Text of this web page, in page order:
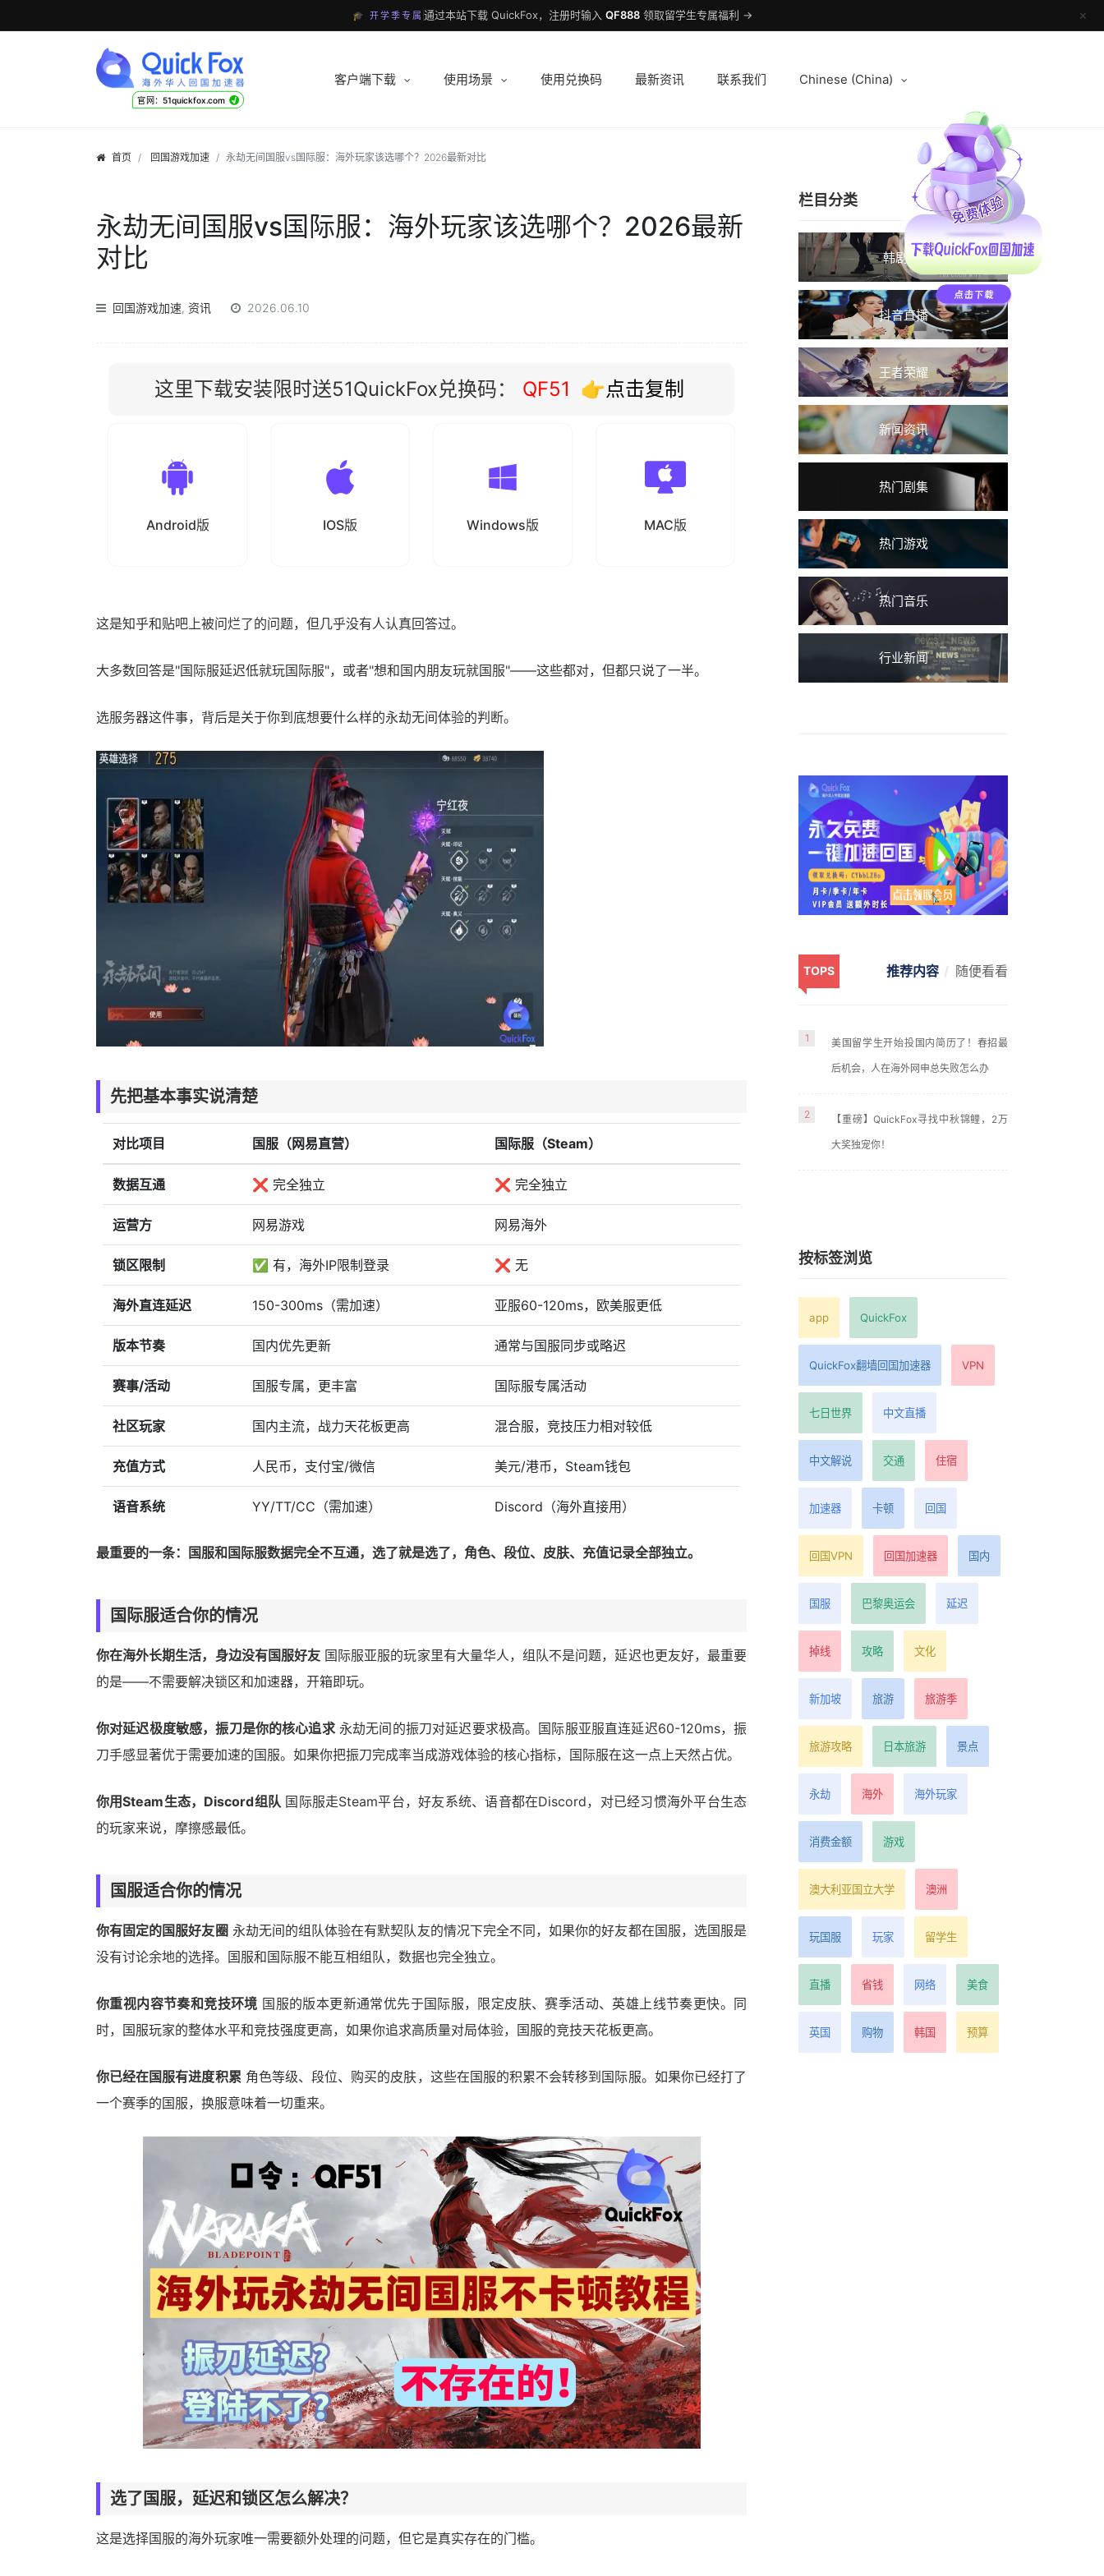
🎓 开学季专属 通过本站下载 QuickFox，注册时输入 QF888领取留学生专属福利 → ✕
官网：51quickfox.com √
客户端下载 使用场景 使用兑换码 最新资讯 联系我们 Chinese (China)
首页 回国游戏加速 永劫无间国服vs国际服：海外玩家该选哪个？2026最新对比
永劫无间国服vs国际服：海外玩家该选哪个？2026最新
对比
回国游戏加速, 资讯 2026.06.10
这里下载安装限时送51QuickFox兑换码： QF51 👉点击复制
Android版 IOS版 Windows版 MAC版
这是知乎和贴吧上被问烂了的问题，但几乎没有人认真回答过。
大多数回答是"国际服延迟低就玩国际服"，或者"想和国内朋友玩就国服"——这些都对，但都只说了一半。
选服务器这件事，背后是关于你到底想要什么样的永劫无间体验的判断。
先把基本事实说清楚
对比项目 国服（网易直营） 国际服（Steam）
数据互通 ❌ 完全独立 ❌ 完全独立
运营方 网易游戏 网易海外
锁区限制 ✅ 有，海外IP限制登录 ❌ 无
海外直连延迟 150-300ms（需加速） 亚服60-120ms，欧美服更低
版本节奏 国内优先更新 通常与国服同步或略迟
赛事/活动 国服专属，更丰富 国际服专属活动
社区玩家 国内主流，战力天花板更高 混合服，竞技压力相对较低
充值方式 人民币，支付宝/微信 美元/港币，Steam钱包
语音系统 YY/TT/CC（需加速） Discord（海外直接用）
最重要的一条：国服和国际服数据完全不互通，选了就是选了，角色、段位、皮肤、充值记录全部独立。
国际服适合你的情况
你在海外长期生活，身边没有国服好友 国际服亚服的玩家里有大量华人，组队不是问题，延迟也更友好，最重要
的是——不需要解决锁区和加速器，开箱即玩。
你对延迟极度敏感，振刀是你的核心追求永劫无间的振刀对延迟要求极高。国际服亚服直连延迟60-120ms，振
刀手感显著优于需要加速的国服。如果你把振刀完成率当成游戏体验的核心指标，国际服在这一点上天然占优。
你用Steam生态，Discord组队 国际服走Steam平台，好友系统、语音都在Discord，对已经习惯海外平台生态
的玩家来说，摩擦感最低。
国服适合你的情况
你有固定的国服好友圈 永劫无间的组队体验在有默契队友的情况下完全不同，如果你的好友都在国服，选国服是
没有讨论余地的选择。国服和国际服不能互相组队，数据也完全独立。
你重视内容节奏和竞技环境 国服的版本更新通常优先于国际服，限定皮肤、赛季活动、英雄上线节奏更快。同
时，国服玩家的整体水平和竞技强度更高，如果你追求高质量对局体验，国服的竞技天花板更高。
你已经在国服有进度积累 角色等级、段位、购买的皮肤，这些在国服的积累不会转移到国际服。如果你已经打了
一个赛季的国服，换服意味着一切重来。
选了国服，延迟和锁区怎么解决？
这是选择国服的海外玩家唯一需要额外处理的问题，但它是真实存在的门槛。
栏目分类
韩剧TV
抖音直播
王者荣耀
新闻资讯
热门剧集
热门游戏
热门音乐
行业新闻
TOPS 推荐内容 随便看看
1 美国留学生开始投国内简历了！春招最
后机会，人在海外网申总失败怎么办
2 【重磅】QuickFox寻找中秋锦鲤，2万
大奖独宠你！
按标签浏览
app QuickFox
QuickFox翻墙回国加速器 VPN
七日世界 中文直播
中文解说 交通 住宿
加速器 卡顿 回国
回国VPN 回国加速器 国内
国服 巴黎奥运会 延迟
掉线 攻略 文化
新加坡 旅游 旅游季
旅游攻略 日本旅游 景点
永劫 海外 海外玩家
消费金额 游戏
澳大利亚国立大学 澳洲
玩国服 玩家 留学生
直播 省钱 网络 美食
英国 购物 韩国 预算